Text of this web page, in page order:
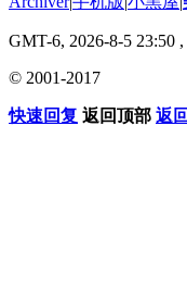
GMT-6, 2026-8-5 23:50
© 2001-2017
快速回复 返回顶部 返